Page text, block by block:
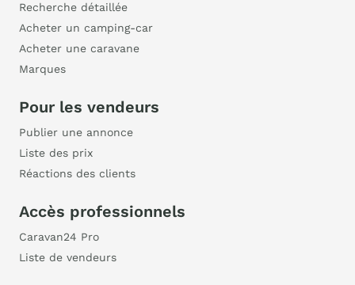
Recherche détaillée
Acheter un camping-car
Acheter une caravane
Marques
Pour les vendeurs
Publier une annonce
Liste des prix
Réactions des clients
Accès professionnels
Caravan24 Pro
Liste de vendeurs